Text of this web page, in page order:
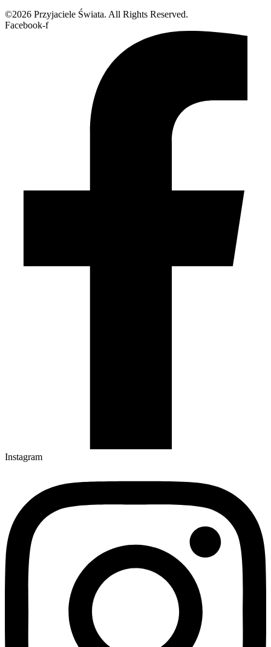
©2026 Przyjaciele Świata. All Rights Reserved.
Facebook-f
Instagram